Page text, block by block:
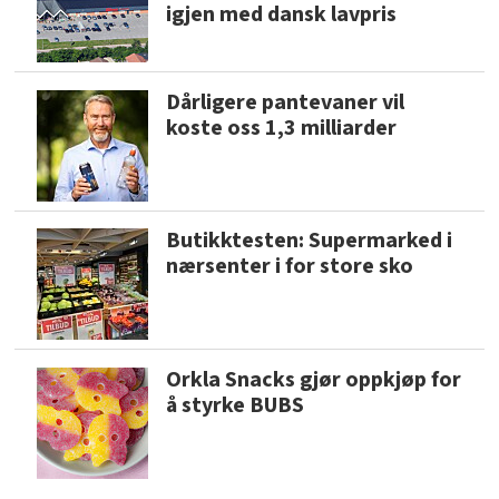
igjen med dansk lavpris
Dårligere pantevaner vil
koste oss 1,3 milliarder
Butikktesten: Supermarked i
nærsenter i for store sko
Orkla Snacks gjør oppkjøp for
å styrke BUBS